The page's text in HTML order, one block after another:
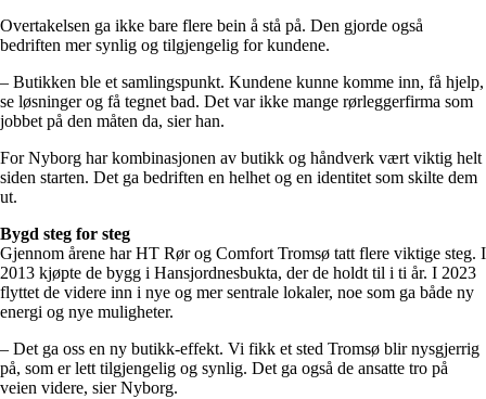
Overtakelsen ga ikke bare flere bein å stå på. Den gjorde også
bedriften mer synlig og tilgjengelig for kundene.
– Butikken ble et samlingspunkt. Kundene kunne komme inn, få hjelp,
se løsninger og få tegnet bad. Det var ikke mange rørleggerfirma som
jobbet på den måten da, sier han.
For Nyborg har kombinasjonen av butikk og håndverk vært viktig helt
siden starten. Det ga bedriften en helhet og en identitet som skilte dem
ut.
Bygd steg for steg
Gjennom årene har HT Rør og Comfort Tromsø tatt flere viktige steg. I
2013 kjøpte de bygg i Hansjordnesbukta, der de holdt til i ti år. I 2023
flyttet de videre inn i nye og mer sentrale lokaler, noe som ga både ny
energi og nye muligheter.
– Det ga oss en ny butikk-effekt. Vi fikk et sted Tromsø blir nysgjerrig
på, som er lett tilgjengelig og synlig. Det ga også de ansatte tro på
veien videre, sier Nyborg.